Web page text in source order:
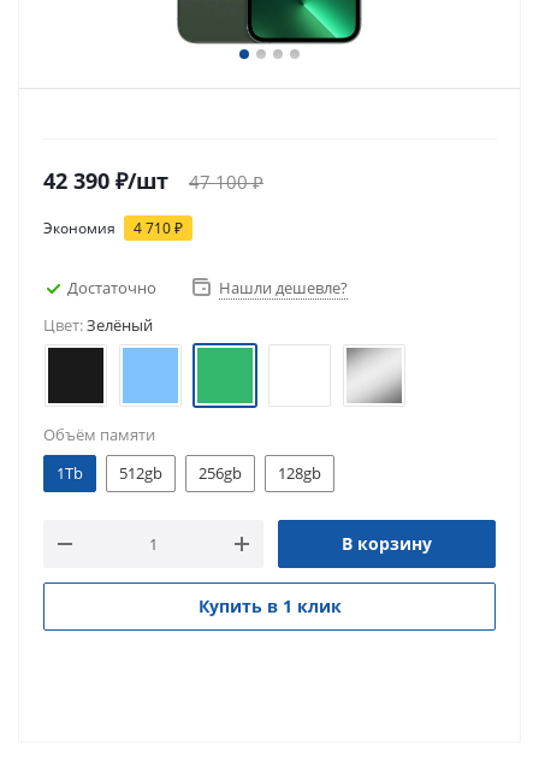
42 390 ₽/шт 47 100₽
Экономия 4 710₽
Достаточно
Нашли дешевле?
Цвет:Зелёный
Объём памяти
1Tb
512gb 256gb 128gb
В корзину
Купить в 1 клик